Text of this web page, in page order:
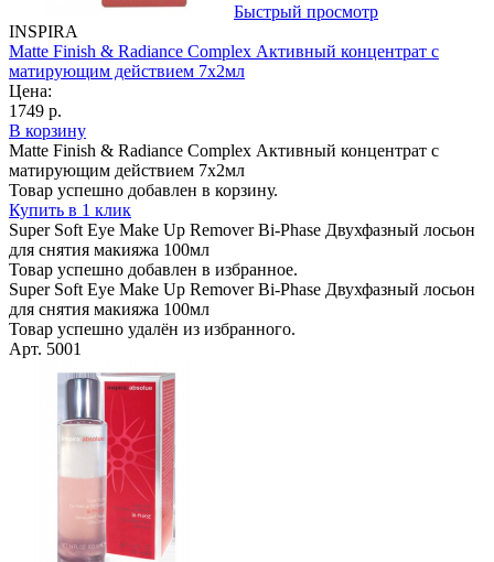
Быстрый просмотр
INSPIRA
Matte Finish & Radiance Complex Активный концентрат с
матирующим действием 7х2мл
Цена:
1749 р.
В корзину
Matte Finish & Radiance Complex Активный концентрат с
матирующим действием 7х2мл
Товар успешно добавлен в корзину.
Купить в 1 клик
Super Soft Eye Make Up Remover Bi-Phase Двухфазный лосьон
для снятия макияжа 100мл
Товар успешно добавлен в избранное.
Super Soft Eye Make Up Remover Bi-Phase Двухфазный лосьон
для снятия макияжа 100мл
Товар успешно удалён из избранного.
Арт. 5001